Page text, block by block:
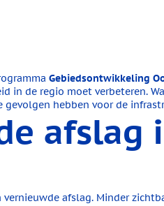
Gebiedsontwikkeling
in de regio moet verbeteren.
hebben voor de
afslag
afslag. Minder